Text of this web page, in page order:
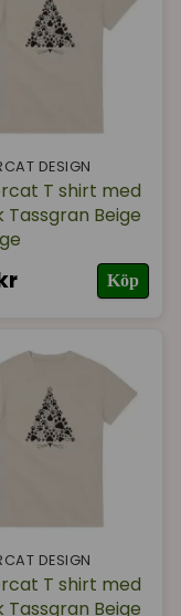
DESIGN
T shirt med
Tassgran Beige
Köp
DESIGN
T shirt med
Tassgran Beige